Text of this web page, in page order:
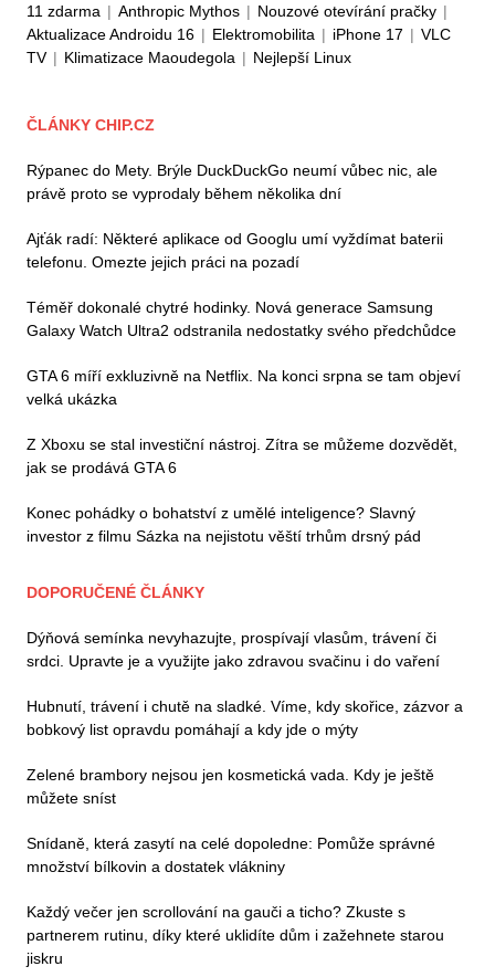
11 zdarma | Anthropic Mythos | Nouzové otevírání pračky |
Aktualizace Androidu 16 | Elektromobilita | iPhone 17 | VLC
TV | Klimatizace Maoudegola | Nejlepší Linux
ČLÁNKY CHIP.CZ
Rýpanec do Mety. Brýle DuckDuckGo neumí vůbec nic, ale
právě proto se vyprodaly během několika dní
Ajťák radí: Některé aplikace od Googlu umí vyždímat baterii
telefonu. Omezte jejich práci na pozadí
Téměř dokonalé chytré hodinky. Nová generace Samsung
Galaxy Watch Ultra2 odstranila nedostatky svého předchůdce
GTA 6 míří exkluzivně na Netflix. Na konci srpna se tam objeví
velká ukázka
Z Xboxu se stal investiční nástroj. Zítra se můžeme dozvědět,
jak se prodává GTA 6
Konec pohádky o bohatství z umělé inteligence? Slavný
investor z filmu Sázka na nejistotu věští trhům drsný pád
DOPORUČENÉ ČLÁNKY
Dýňová semínka nevyhazujte, prospívají vlasům, trávení či
srdci. Upravte je a využijte jako zdravou svačinu i do vaření
Hubnutí, trávení i chutě na sladké. Víme, kdy skořice, zázvor a
bobkový list opravdu pomáhají a kdy jde o mýty
Zelené brambory nejsou jen kosmetická vada. Kdy je ještě
můžete sníst
Snídaně, která zasytí na celé dopoledne: Pomůže správné
množství bílkovin a dostatek vlákniny
Každý večer jen scrollování na gauči a ticho? Zkuste s
partnerem rutinu, díky které uklidíte dům i zažehnete starou
jiskru